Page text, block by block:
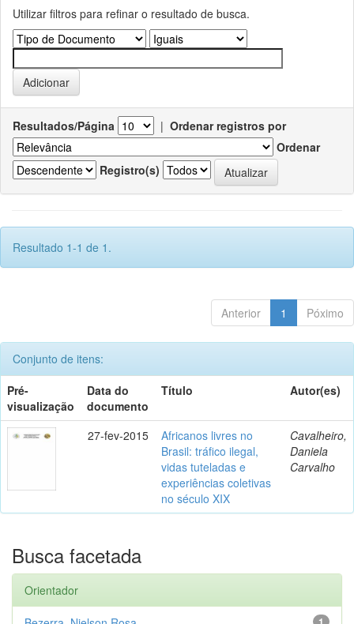
Utilizar filtros para refinar o resultado de busca.
Resultados/Página | Ordenar registros por
Ordenar
Registro(s)
Resultado 1-1 de 1.
Anterior 1 Póximo
Conjunto de itens:
Pré-
visualização
Data do
documento
Título Autor(es)
27-fev-2015
Africanos livres no
Brasil: tráfico ilegal,
vidas tuteladas e
experiências coletivas
no século XIX
Cavalheiro,
Daniela
Carvalho
Busca facetada
Orientador